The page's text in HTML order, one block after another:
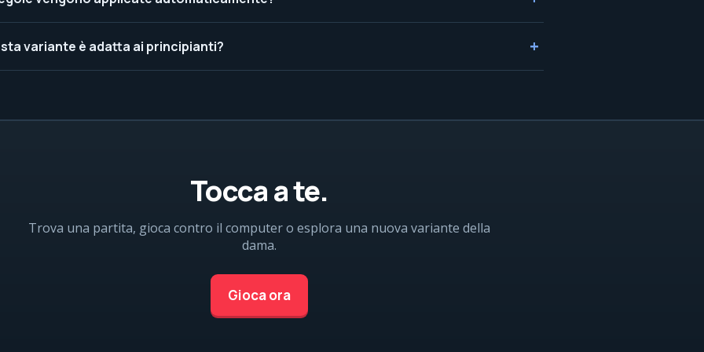
variante è adatta ai principianti?
Tocca a te.
Trova una partita, gioca contro il computer o esplora una nuova variante della
dama.
Gioca ora